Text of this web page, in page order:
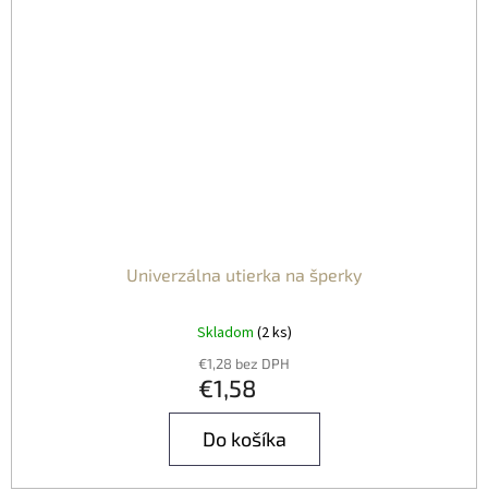
Univerzálna utierka na šperky
Skladom (2 ks)
€1,28 bez DPH
€1,58
Do košíka